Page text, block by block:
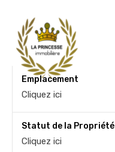
Emplacement
Cliquez ici
Statut de la Propriété
Cliquez ici